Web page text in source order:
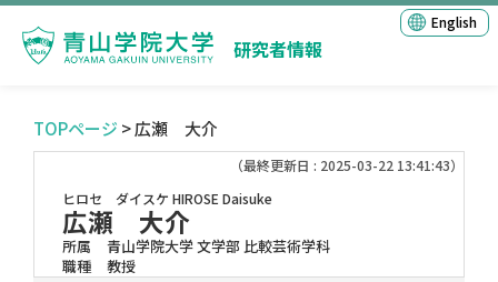
研究者情報
English
TOPページ > 広瀬 大介
（最終更新日 : 2025-03-22 13:41:43）
ヒロセ ダイスケ HIROSE Daisuke
広瀬 大介
所属
青山学院大学 文学部 比較芸術学科
職種
教授